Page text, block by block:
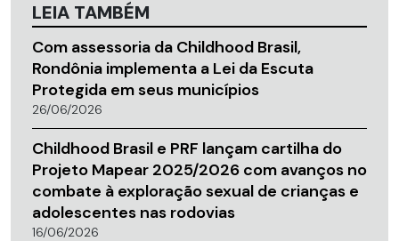
LEIA TAMBÉM
Com assessoria da Childhood Brasil,
Rondônia implementa a Lei da Escuta
Protegida em seus municípios
26/06/2026
Childhood Brasil e PRF lançam cartilha do
Projeto Mapear 2025/2026 com avanços no
combate à exploração sexual de crianças e
adolescentes nas rodovias
16/06/2026